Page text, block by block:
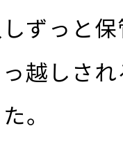
ずっと
越しさ
。